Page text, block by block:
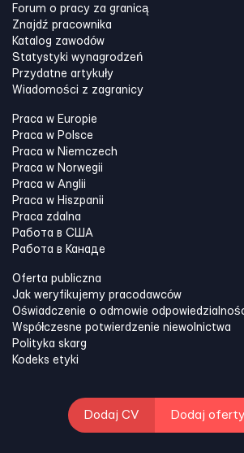
Forum o pracy za granicą
Znajdź pracownika
Katalog zawodów
Statystyki wynagrodzeń
Przydatne artykuły
Wiadomości z zagranicy
Praca w Europie
Praca w Polsce
Praca w Niemczech
Praca w Norwegii
Praca w Anglii
Praca w Hiszpanii
Praca zdalna
Работа в США
Работа в Канадe
Oferta publiczna
Jak weryfikujemy pracodawców
Oświadczenie o odmowie
Współczesne potwierdzenie niewolnictwa
Polityka skarg
Kodeks etyki
Dodaj CV Dodaj